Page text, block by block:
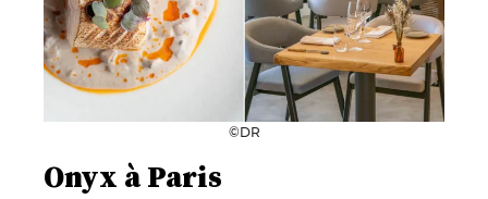
©DR
Onyx à Paris